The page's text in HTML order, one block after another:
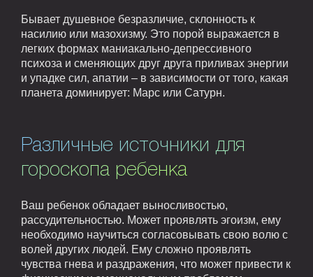
Бывает душевное безразличие, склонность к
насилию или мазохизму. Это порой выражается в
легких формах маниакально-депрессивного
психоза и сменяющих друг друга приливах энергии
и упадке сил, апатии – в зависимости от того, какая
планета доминирует: Марс или Сатурн.
Различные источники для
гороскопа ребенка
Ваш ребенок обладает выносливостью,
рассудительностью. Может проявлять эгоизм, ему
необходимо научиться согласовывать свою волю с
волей других людей. Ему сложно проявлять
чувства гнева и раздражения, что может привести к